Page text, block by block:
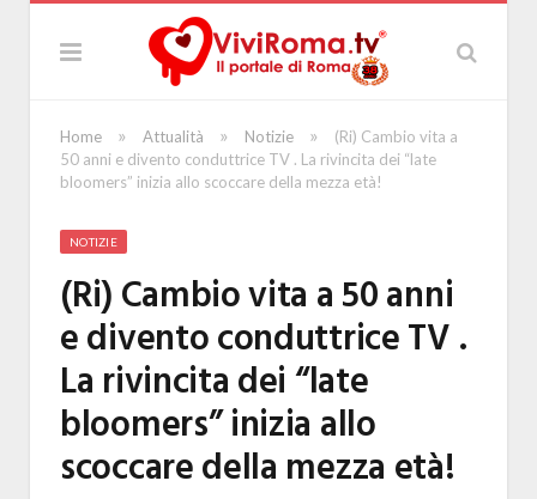
Home » Attualità » Notizie »
(Ri) Cambio vita a
50 anni e divento conduttrice TV . La rivincita dei “late
bloomers” inizia allo scoccare della mezza età!
NOTIZIE
(Ri) Cambio vita a 50 anni
e divento conduttrice TV .
La rivincita dei “late
bloomers” inizia allo
scoccare della mezza età!